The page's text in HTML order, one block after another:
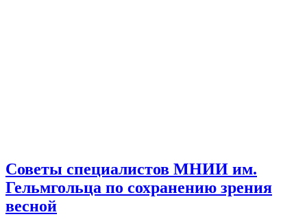
Советы специалистов МНИИ им.
Гельмгольца по сохранению зрения
весной